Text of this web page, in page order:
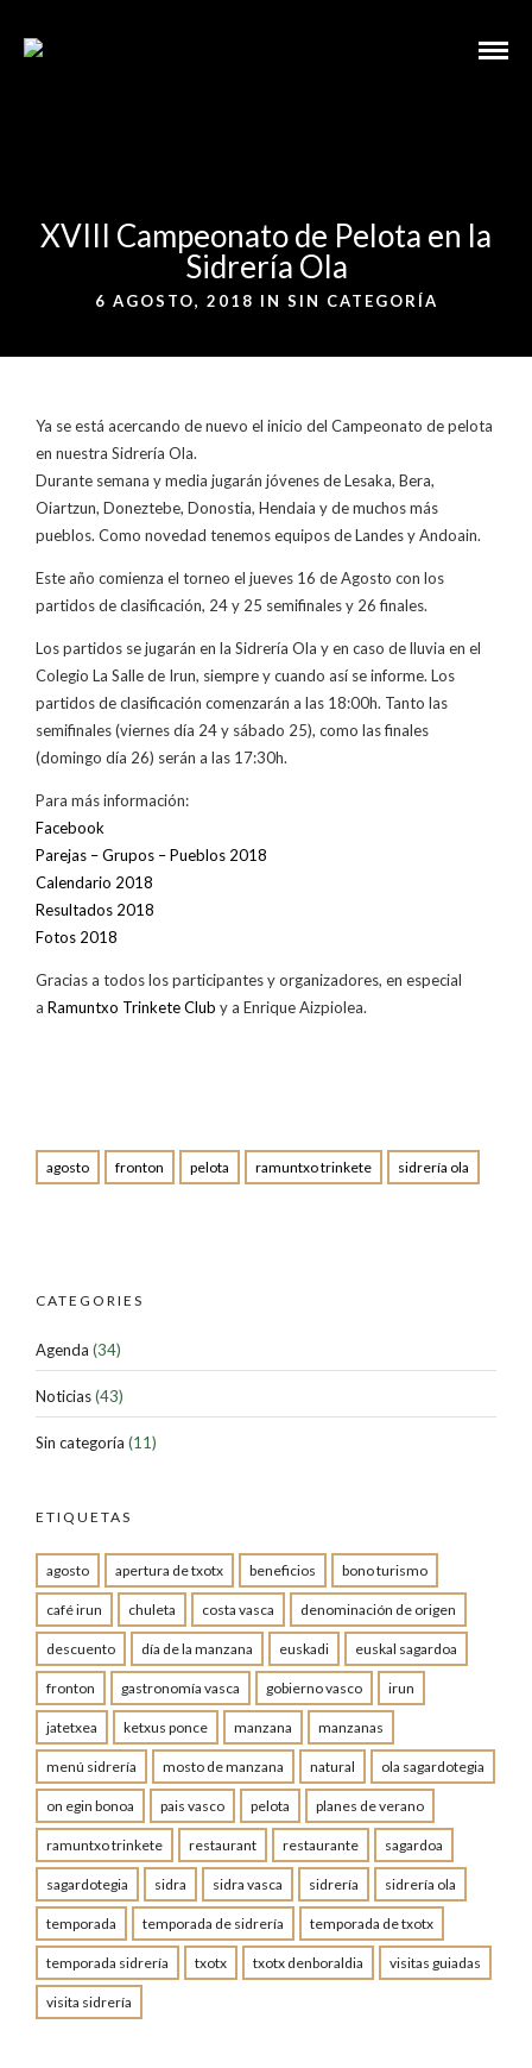
XVIII Campeonato de Pelota en la
Sidrería Ola
6 AGOSTO, 2018 IN SIN CATEGORÍA
Ya se está acercando de nuevo el inicio del Campeonato de pelota
en nuestra Sidrería Ola.
Durante semana y media jugarán jóvenes de Lesaka, Bera,
Oiartzun, Doneztebe, Donostia, Hendaia y de muchos más
pueblos. Como novedad tenemos equipos de Landes y Andoain.
Este año comienza el torneo el jueves 16 de Agosto con los
partidos de clasificación, 24 y 25 semifinales y 26 finales.
Los partidos se jugarán en la Sidrería Ola y en caso de lluvia en el
Colegio La Salle de Irun, siempre y cuando así se informe. Los
partidos de clasificación comenzarán a las 18:00h. Tanto las
semifinales (viernes día 24 y sábado 25), como las finales
(domingo día 26) serán a las 17:30h.
Para más información:
Facebook
Parejas – Grupos – Pueblos 2018
Calendario 2018
Resultados 2018
Fotos 2018
Gracias a todos los participantes y organizadores, en especial
a Ramuntxo Trinkete Club y a Enrique Aizpiolea.
agosto fronton pelota ramuntxo trinkete sidrería ola
CATEGORIES
Agenda (34)
Noticias(43)
Sin categoría (11)
ETIQUETAS
agosto apertura de txotx beneficios bono turismo
café irun chuleta costa vasca denominación de origen
descuento día de la manzana euskadi euskal sagardoa
fronton gastronomía vasca gobierno vasco irun
jatetxea ketxus ponce manzana manzanas
menú sidrería mosto de manzana natural ola sagardotegia
on egin bonoa pais vasco pelota planes de verano
ramuntxo trinkete restaurant restaurante sagardoa
sagardotegia sidra sidra vasca sidrería sidrería ola
temporada temporada de sidrería temporada de txotx
temporada sidrería txotx txotx denboraldia visitas guiadas
visita sidrería